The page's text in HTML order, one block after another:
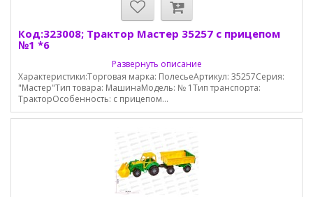
Код:323008; Трактор Мастер 35257 с прицепом
№1 *6
Развернуть описание
Характеристики:Торговая марка: ПолесьеАртикул: 35257Серия:
"Мастер"Тип товара: МашинаМодель: № 1Тип транспорта:
ТракторОсобенность: с прицепом...